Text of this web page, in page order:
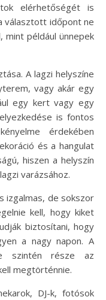
elérhetőségét is
választott időpont ne
mint például ünnepek
A lagzi helyszíne
vagy akár egy
egy kert vagy egy
is fontos
érdekében
és a hangulat
hiszen a helyszín
varázsához.
izgalmas, de sokszor
kell, hogy kiket
biztosítani, hogy
a nagy napon. A
szintén része az
megtörténnie.
DJ-k, fotósok